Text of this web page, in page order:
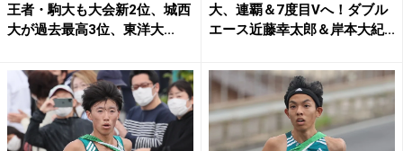
王者・駒大も大会新2位、城西
大が過去最高3位、東洋大...
大、連覇＆7度目Vへ！ダブル
エース近藤幸太郎＆岸本大紀...